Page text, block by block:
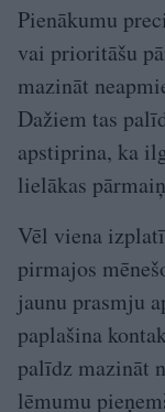
Pienākumu
vai prioritāšu
mazināt
Dažiem tas
apstiprina, ka
lielākas
Vēl viena
pirmajos
jaunu prasmju
paplašina
palīdz mazināt
lēmumu